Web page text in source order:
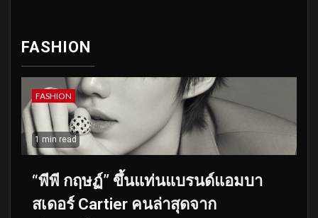
FASHION
FASHION
1 min read
“พีพี กฤษฏ์” ขึ้นแท่นแบรนด์แอมบา
สเดอร์ Cartier คนล่าสุดจาก